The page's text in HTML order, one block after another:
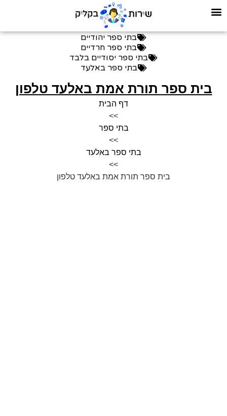
בתי ספר יהודיים
בתי ספר חרדיים
בתי ספר יסודיים בלבד
בתי ספר באלעד
בית ספר תורת אמת באלעד טלפון
דף הבית
>>
בתי ספר
>>
בתי ספר באלעד
>>
בית ספר תורת אמת באלעד טלפון